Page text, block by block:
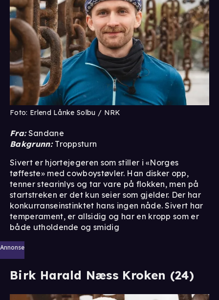
Foto: Erlend Lånke Solbu / NRK
Fra: Sandane
Bakgrunn: Troppsturn
Sivert er hjortejegeren som stiller i «Norges
tøffeste» med cowboystøvler. Han disker opp,
tenner stearinlys og tar vare på flokken, men på
startstreken er det kun seier som gjelder. Der har
konkurranseinstinktet hans ingen nåde. Sivert har
temperament, er allsidig og har en kropp som er
både utholdende og smidig
Annonse
Birk Harald Næss Kroken (24)